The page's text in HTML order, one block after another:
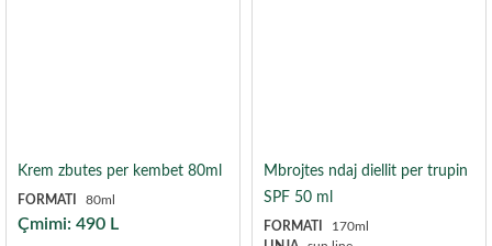
Krem zbutes per kembet 80ml
FORMATI 80ml
Çmimi: 490 L
Mbrojtes ndaj diellit per trupin
SPF 50 ml
FORMATI
170ml